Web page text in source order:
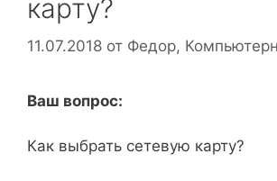
карту?
11.07.2018 от Федор,
Ваш вопрос:
Как выбрать сетевую карту?